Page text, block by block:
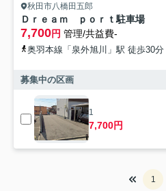
秋田市八橋田五郎
Ｄｒｅａｍ ｐｏｒｔ駐車場
7,700円 管理/共益費-
奥羽本線「泉外旭川」駅 徒歩30分
募集中の区画
1
7,700円
1